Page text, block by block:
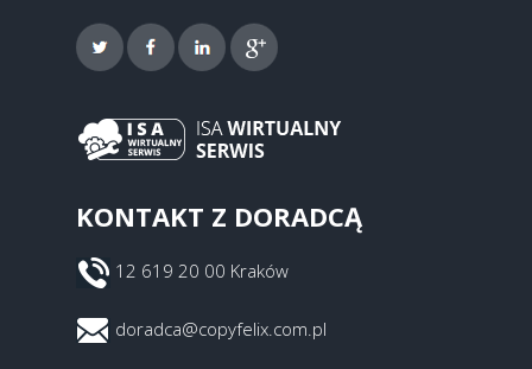
KONTAKT Z DORADCĄ
12 619 20 00 Kraków
doradca@copyfelix.com.pl